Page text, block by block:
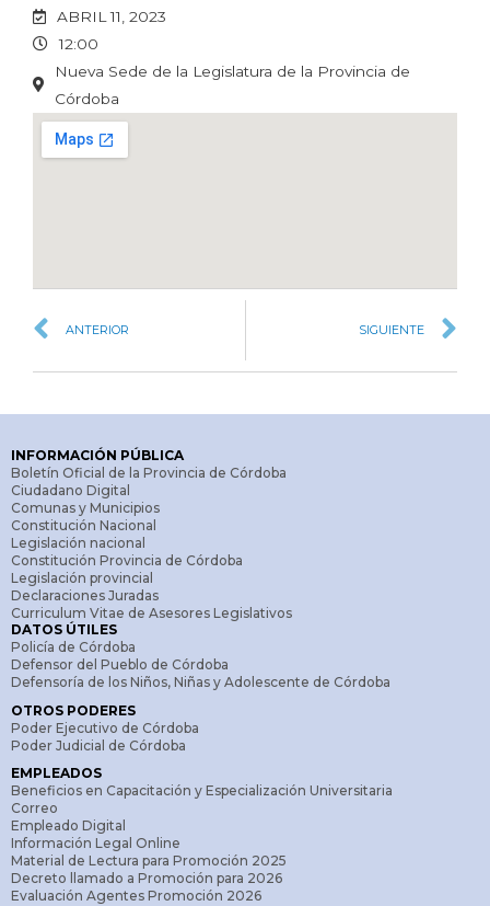
ABRIL 11, 2023
12:00
Nueva Sede de la Legislatura de la Provincia de
Córdoba
ANTERIOR SIGUIENTE
INFORMACIÓN PÚBLICA
Boletín Oficial de la Provincia de Córdoba
Ciudadano Digital
Comunas y Municipios
Constitución Nacional
Legislación nacional
Constitución Provincia de Córdoba
Legislación provincial
Declaraciones Juradas
Curriculum Vitae de Asesores Legislativos
DATOS ÚTILES
Policía de Córdoba
Defensor del Pueblo de Córdoba
Defensoría de los Niños, Niñas y Adolescente de Córdoba
OTROS PODERES
Poder Ejecutivo de Córdoba
Poder Judicial de Córdoba
EMPLEADOS
Beneficios en Capacitación y Especialización Universitaria
Correo
Empleado Digital
Información Legal Online
Material de Lectura para Promoción 2025
Decreto llamado a Promoción para 2026
Evaluación Agentes Promoción 2026